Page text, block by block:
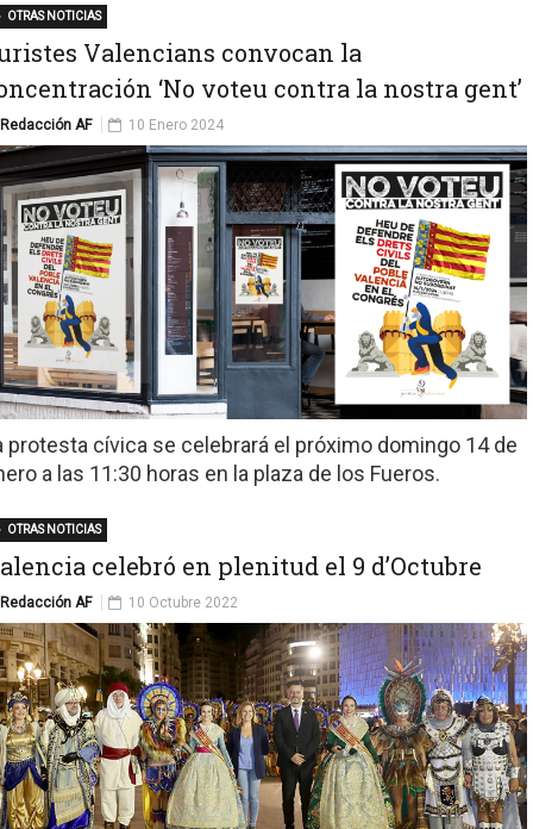
Valencians convocan la
‘No voteu contra la nostra gent’
Redacción AF
OTRAS NOTICIAS
10 Enero 2024
protesta cívica se celebrará el próximo domingo 14 de
a las 11:30 horas en la plaza de los Fueros.
celebró en plenitud el 9 d’Octubre
Redacción AF
OTRAS NOTICIAS
10 Octubre 2022